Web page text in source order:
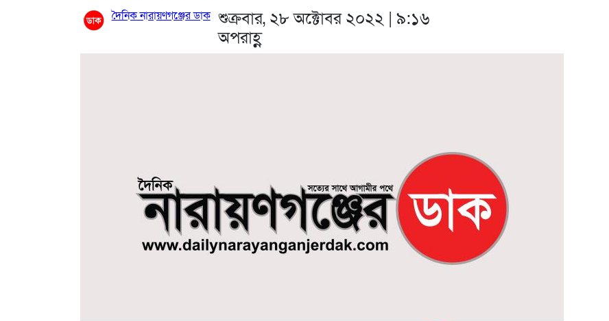
দৈনিক নারায়ণগঞ্জের ডাক শুক্রবার, ২৮ অক্টোবর ২০২২ | ৯:১৬
অপরাহ্ণ